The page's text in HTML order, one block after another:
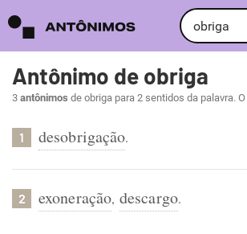
Antônimo de obriga
3 antônimos de obriga para 2 sentidos da palavra. O
1 desobrigação.
2 exoneração, descargo.